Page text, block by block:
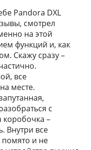
Pandora DXL
смотрел
на этой
функций и, как
Скажу сразу –
все
месте.
с
–
Внутри все
помято и не